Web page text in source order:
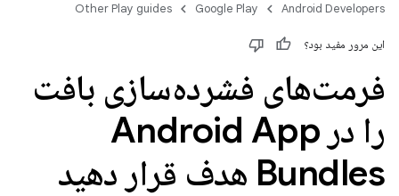
Android Developers
Google Play
Other Play guides
این مرور مفید بود؟
فرمت‌های فشرده‌سازی بافت
را در Android App
Bundles هدف قرار دهید